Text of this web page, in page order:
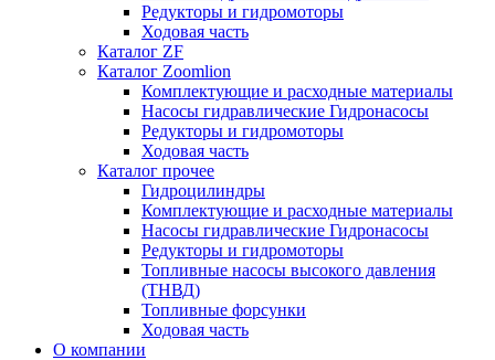
Редукторы и гидромоторы
Ходовая часть
Каталог ZF
Каталог Zoomlion
Комплектующие и расходные материалы
Насосы гидравлические Гидронасосы
Редукторы и гидромоторы
Ходовая часть
Каталог прочее
Гидроцилиндры
Комплектующие и расходные материалы
Насосы гидравлические Гидронасосы
Редукторы и гидромоторы
Топливные насосы высокого давления
(ТНВД)
Топливные форсунки
Ходовая часть
О компании